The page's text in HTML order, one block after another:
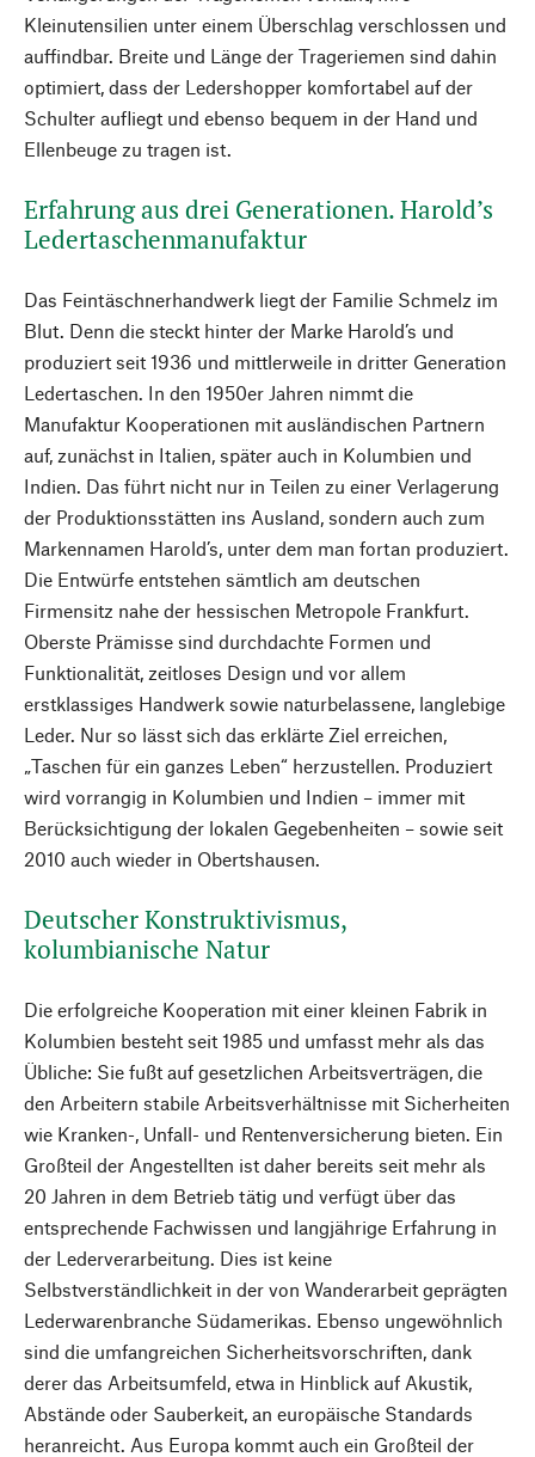
Kleinutensilien unter einem Überschlag verschlossen und
auffindbar. Breite und Länge der Trageriemen sind dahin
optimiert, dass der Ledershopper komfortabel auf der
Schulter aufliegt und ebenso bequem in der Hand und
Ellenbeuge zu tragen ist.
Erfahrung aus drei Generationen. Harold’s
Ledertaschenmanufaktur
Das Feintäschnerhandwerk liegt der Familie Schmelz im
Blut. Denn die steckt hinter der Marke Harold’s und
produziert seit 1936 und mittlerweile in dritter Generation
Ledertaschen. In den 1950er Jahren nimmt die
Manufaktur Kooperationen mit ausländischen Partnern
auf, zunächst in Italien, später auch in Kolumbien und
Indien. Das führt nicht nur in Teilen zu einer Verlagerung
der Produktionsstätten ins Ausland, sondern auch zum
Markennamen Harold’s, unter dem man fortan produziert.
Die Entwürfe entstehen sämtlich am deutschen
Firmensitz nahe der hessischen Metropole Frankfurt.
Oberste Prämisse sind durchdachte Formen und
Funktionalität, zeitloses Design und vor allem
erstklassiges Handwerk sowie naturbelassene, langlebige
Leder. Nur so lässt sich das erklärte Ziel erreichen,
„Taschen für ein ganzes Leben“ herzustellen. Produziert
wird vorrangig in Kolumbien und Indien – immer mit
Berücksichtigung der lokalen Gegebenheiten – sowie seit
2010 auch wieder in Obertshausen.
Deutscher Konstruktivismus,
kolumbianische Natur
Die erfolgreiche Kooperation mit einer kleinen Fabrik in
Kolumbien besteht seit 1985 und umfasst mehr als das
Übliche: Sie fußt auf gesetzlichen Arbeitsverträgen, die
den Arbeitern stabile Arbeitsverhältnisse mit Sicherheiten
wie Kranken-, Unfall- und Rentenversicherung bieten. Ein
Großteil der Angestellten ist daher bereits seit mehr als
20 Jahren in dem Betrieb tätig und verfügt über das
entsprechende Fachwissen und langjährige Erfahrung in
der Lederverarbeitung. Dies ist keine
Selbstverständlichkeit in der von Wanderarbeit geprägten
Lederwarenbranche Südamerikas. Ebenso ungewöhnlich
sind die umfangreichen Sicherheitsvorschriften, dank
derer das Arbeitsumfeld, etwa in Hinblick auf Akustik,
Abstände oder Sauberkeit, an europäische Standards
heranreicht. Aus Europa kommt auch ein Großteil der